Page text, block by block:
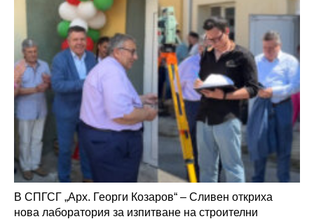
В СПГСГ „Арх. Георги Козаров“ – Сливен откриха
нова лаборатория за изпитване на строителни